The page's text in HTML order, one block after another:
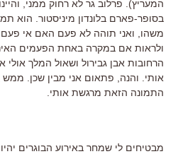
המעריץ). פרלוב גר לא רחוק ממני,
בסופר-פארם בלונדון מיניסטור. הוא
משהו, ואני תוהה לא פעם האם אי פעם
ולראות אם במקרה באחת הפעמים
הרחובות אבן גבירול ושאול המלך
אותי. והנה, פתאום אני מבין שכן. ממש
התמונה הזאת מרגשת אותי.
מבטיחים לי שמחר באירוע הבוגרים